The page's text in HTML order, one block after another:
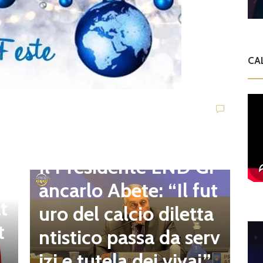
Il Presidente LND Gi
ancarlo Abete: “Il fut
uro del calcio diletta
ntistico passa da serv